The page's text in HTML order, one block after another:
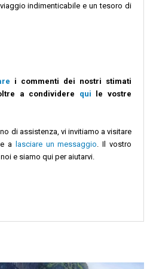
indimenticabile e un tesoro di
i commenti dei nostri stimati
a condividere qui le vostre
di assistenza, vi invitiamo a visitare
e a lasciare un messaggio . Il vostro
e siamo qui per aiutarvi.